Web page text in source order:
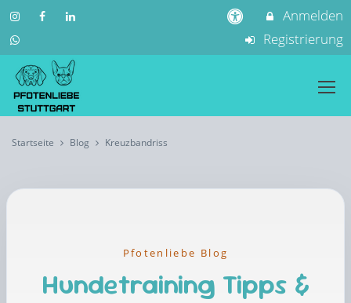
Anmelden
Registrierung
Startseite Blog Kreuzbandriss
Pfotenliebe Blog
Hundetraining Tipps &